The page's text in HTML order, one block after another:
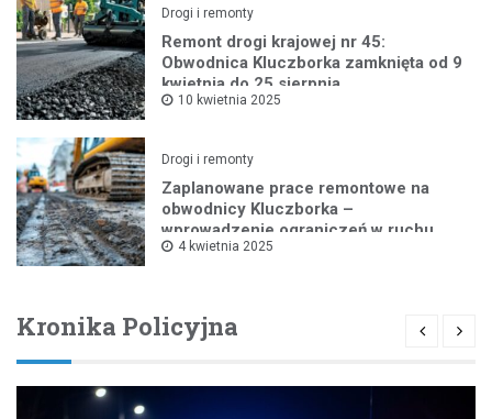
Drogi i remonty
Remont drogi krajowej nr 45:
Obwodnica Kluczborka zamknięta od 9
kwietnia do 25 sierpnia
10 kwietnia 2025
Drogi i remonty
Zaplanowane prace remontowe na
obwodnicy Kluczborka –
wprowadzenie ograniczeń w ruchu
drogowym
4 kwietnia 2025
Kronika Policyjna